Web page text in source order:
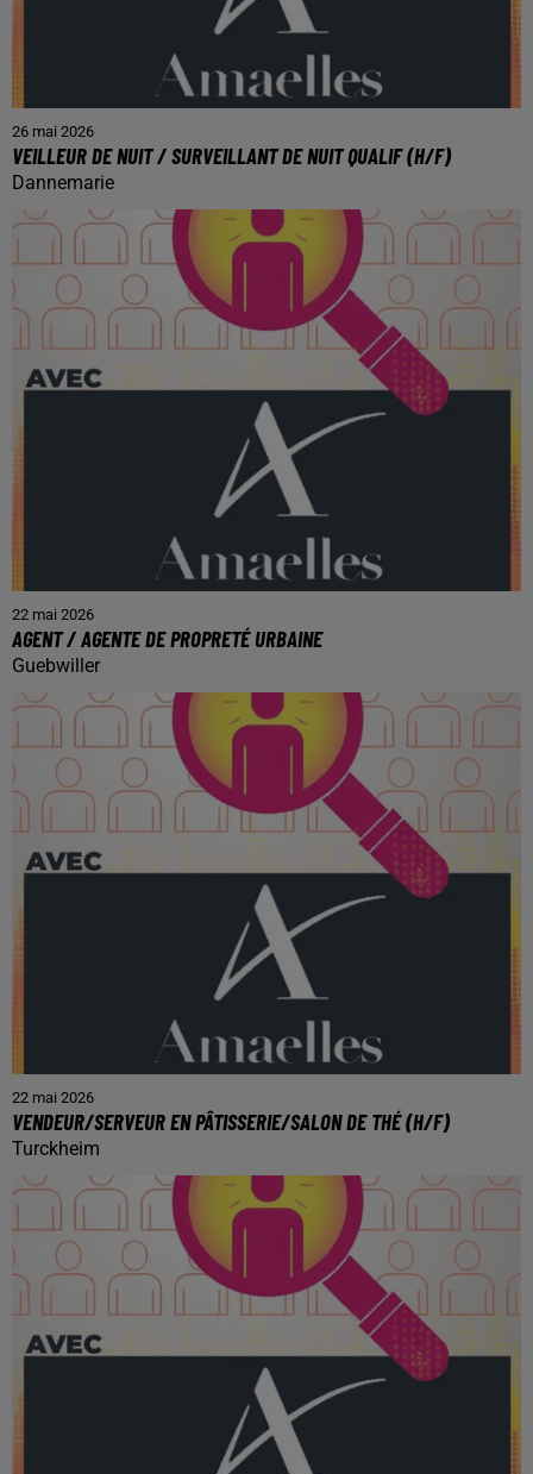
26 mai 2026
VEILLEUR DE NUIT / SURVEILLANT DE NUIT QUALIF (H/F)
Dannemarie
22 mai 2026
AGENT / AGENTE DE PROPRETÉ URBAINE
Guebwiller
22 mai 2026
VENDEUR/SERVEUR EN PÂTISSERIE/SALON DE THÉ (H/F)
Turckheim